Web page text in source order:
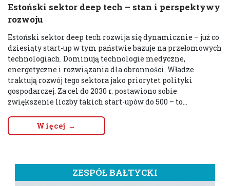
Estoński sektor deep tech – stan i perspektywy
rozwoju
Estoński sektor deep tech rozwija się dynamicznie – już co
dziesiąty start-up w tym państwie bazuje na przełomowych
technologiach. Dominują technologie medyczne,
energetyczne i rozwiązania dla obronności. Władze
traktują rozwój tego sektora jako priorytet polityki
gospodarczej. Za cel do 2030 r. postawiono sobie
zwiększenie liczby takich start-upów do 500 – to...
Więcej →
ZESPÓŁ BAŁTYCKI